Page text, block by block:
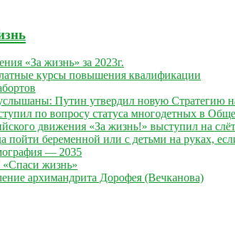
«За жизнь» за 2023г.
курсы повышения квалификации
Путин утвердил новую Стратегию
по вопросу статуса многодетных в
движения «За жизнь!» выступил на
пойти беременной или с детьми на руках,
— 2035
жизнь»
архимандрита Дорофея (Вечканова)